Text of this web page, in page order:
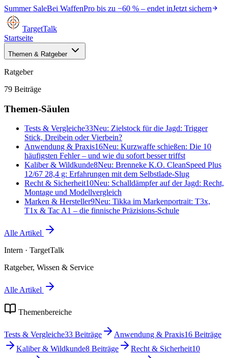
Summer SaleBei WaffenPro bis zu −60 % – endet inJetzt sichern
TargetTalk
Startseite
Themen & Ratgeber
Ratgeber
79 Beiträge
Themen-Säulen
Tests & Vergleiche33Neu: Zielstock für die Jagd: Trigger
Stick, Dreibein oder Vierbein?
Anwendung & Praxis16Neu: Kurzwaffe schießen: Die 10
häufigsten Fehler – und wie du sofort besser triffst
Kaliber & Wildkunde8Neu: Brenneke K.O. CleanSpeed Plus
12/67 28,4 g: Erfahrungen mit dem Selbstlade-Slug
Recht & Sicherheit10Neu: Schalldämpfer auf der Jagd: Recht,
Montage und Modellvergleich
Marken & Hersteller9Neu: Tikka im Markenportrait: T3x,
T1x & Tac A1 – die finnische Präzisions-Schule
Alle Artikel
Intern · TargetTalk
Ratgeber, Wissen & Service
Alle Artikel
Themenbereiche
Tests & Vergleiche33 Beiträge Anwendung & Praxis16 Beiträge
Kaliber & Wildkunde8 Beiträge Recht & Sicherheit10